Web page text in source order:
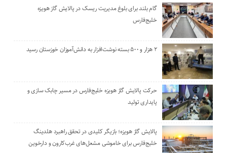
گام بلند برای بلوغ مدیریت ریسک در پالایش گاز هویزه
خلیج‌فارس
۲ هزار و ۵۰۰ بسته نوشت‌افزار به دانش‌آموزان خوزستان رسید
حرکت پالایش گاز هویزه خلیج‌فارس در مسیر چابک سازی و
پایداری تولید
پالایش گاز هویزه؛ بازیگر کلیدی در تحقق راهبرد هلدینگ
خلیج‌فارس برای خاموشی مشعل‌های غرب‌کارون و دارخوین